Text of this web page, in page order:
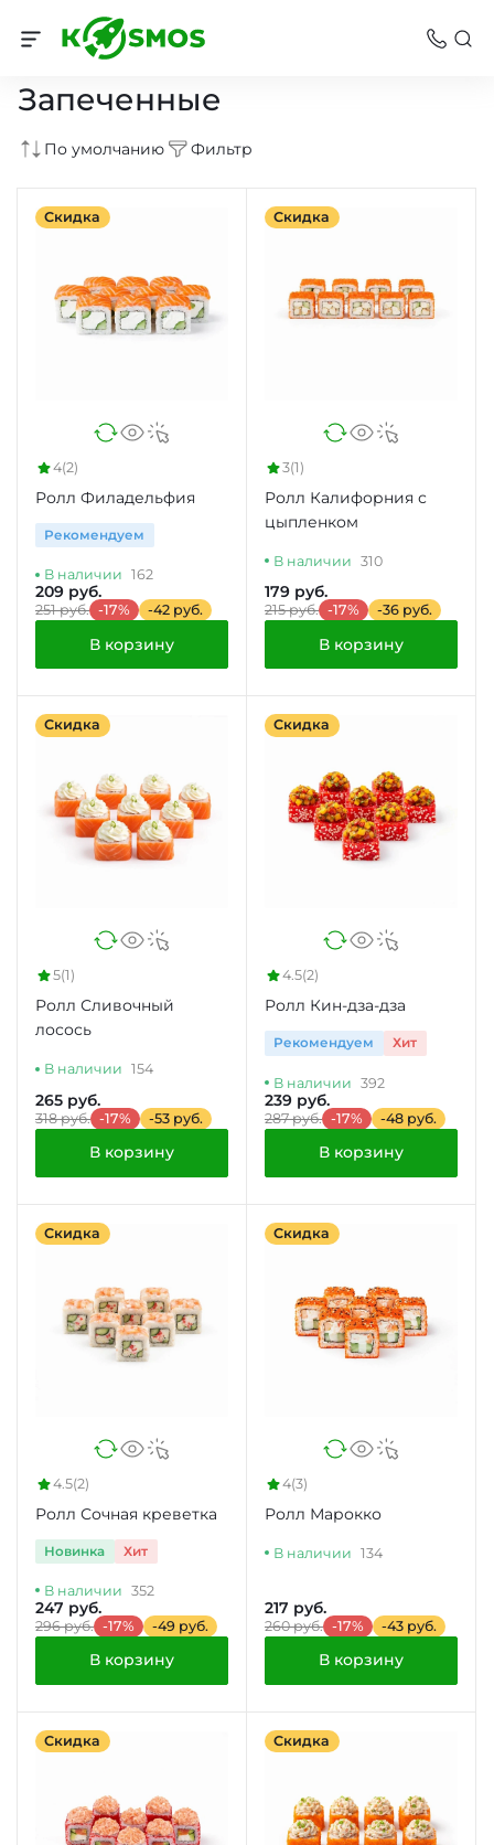
Запеченные
По умолчанию Фильтр
Скидка
4(2)
Ролл Филадельфия
Рекомендуем
В наличии 162
209 руб.
251 руб. -17% -42 руб.
В корзину
Скидка
3(1)
Ролл Калифорния с
цыпленком
В наличии 310
179 руб.
215 руб. -17% -36 руб.
В корзину
Скидка
5(1)
Ролл Сливочный
лосось
В наличии 154
265 руб.
318 руб. -17% -53 руб.
В корзину
Скидка
4.5(2)
Ролл Кин-дза-дза
Рекомендуем Хит
В наличии 392
239 руб.
287 руб. -17% -48 руб.
В корзину
Скидка
4.5(2)
Ролл Сочная креветка
Новинка Хит
В наличии 352
247 руб.
296 руб. -17% -49 руб.
В корзину
Скидка
4(3)
Ролл Марокко
В наличии 134
217 руб.
260 руб. -17% -43 руб.
В корзину
Скидка Скидка